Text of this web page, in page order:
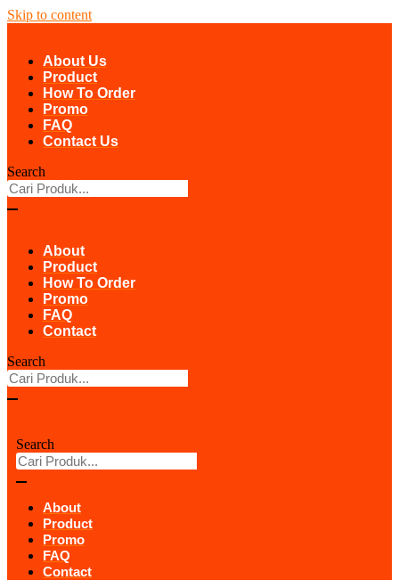
Skip to content
About Us
Product
How To Order
Promo
FAQ
Contact Us
Search
About
Product
How To Order
Promo
FAQ
Contact
Search
Search
About
Product
Promo
FAQ
Contact